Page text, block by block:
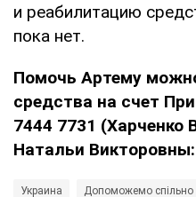
и реабилитацию
пока нет.
Помочь Артему
средства на счет
7444 7731
Натальи
Украина Допоможемо спільно